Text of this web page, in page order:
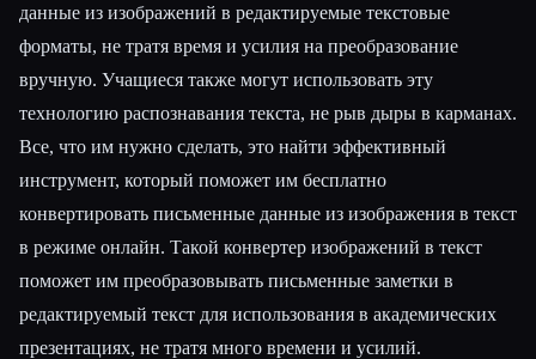
данные из изображений в редактируемые текстовые
форматы, не тратя время и усилия на преобразование
вручную. Учащиеся также могут использовать эту
технологию распознавания текста, не рыв дыры в карманах.
Все, что им нужно сделать, это найти эффективный
инструмент, который поможет им бесплатно
конвертировать письменные данные из изображения в текст
в режиме онлайн. Такой конвертер изображений в текст
поможет им преобразовывать письменные заметки в
редактируемый текст для использования в академических
презентациях, не тратя много времени и усилий.